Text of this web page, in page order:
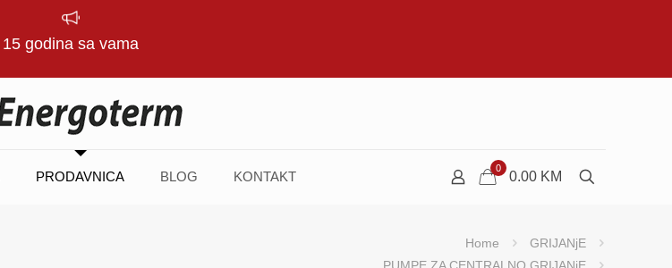
15 godina sa vama
PRODAVNICA BLOG KONTAKT
0
0.00 KM
Home
GRIJANjE